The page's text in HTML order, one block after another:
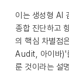
이는 생성형 AI
종합 진단하고
의 핵심 차별점
Audit, 아이바)'
룬 것이라는 설